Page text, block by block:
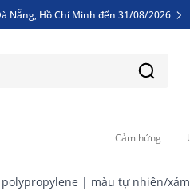
Nẵng, Hồ Chí Minh đến 31/08/2026
Cảm hứng
polypropylene | màu tự nhiên/